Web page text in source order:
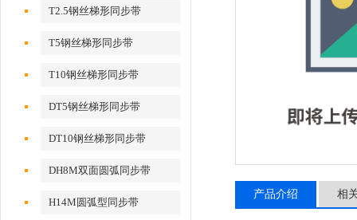
T2.5钢丝梯形同步带
T5钢丝梯形同步带
T10钢丝梯形同步带
DT5钢丝梯形同步带
DT10钢丝梯形同步带
DH8M双面圆弧同步带
H14M圆弧型同步带
产品介绍 相